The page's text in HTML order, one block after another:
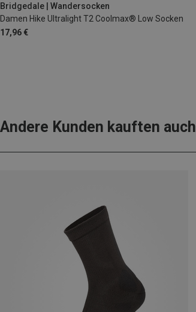
Bridgedale | Wandersocken
Damen Hike Ultralight T2 Coolmax® Low Socken
17,96 €
Andere Kunden kauften auch